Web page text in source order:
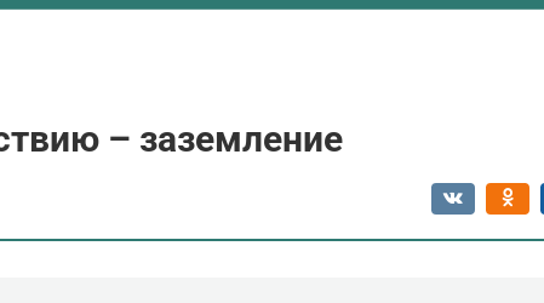
– заземление